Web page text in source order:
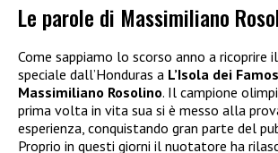
Le parole di Massimiliano
Come sappiamo lo scorso anno a ricoprire
speciale dall’Honduras a L’Isola dei
Massimiliano Rosolino. Il campione
prima volta in vita sua si è messo alla
esperienza, conquistando gran parte del
Proprio in questi giorni il nuotatore ha